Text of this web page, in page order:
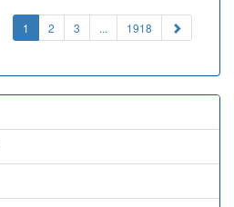
1 (current)
2 3 ... 1918